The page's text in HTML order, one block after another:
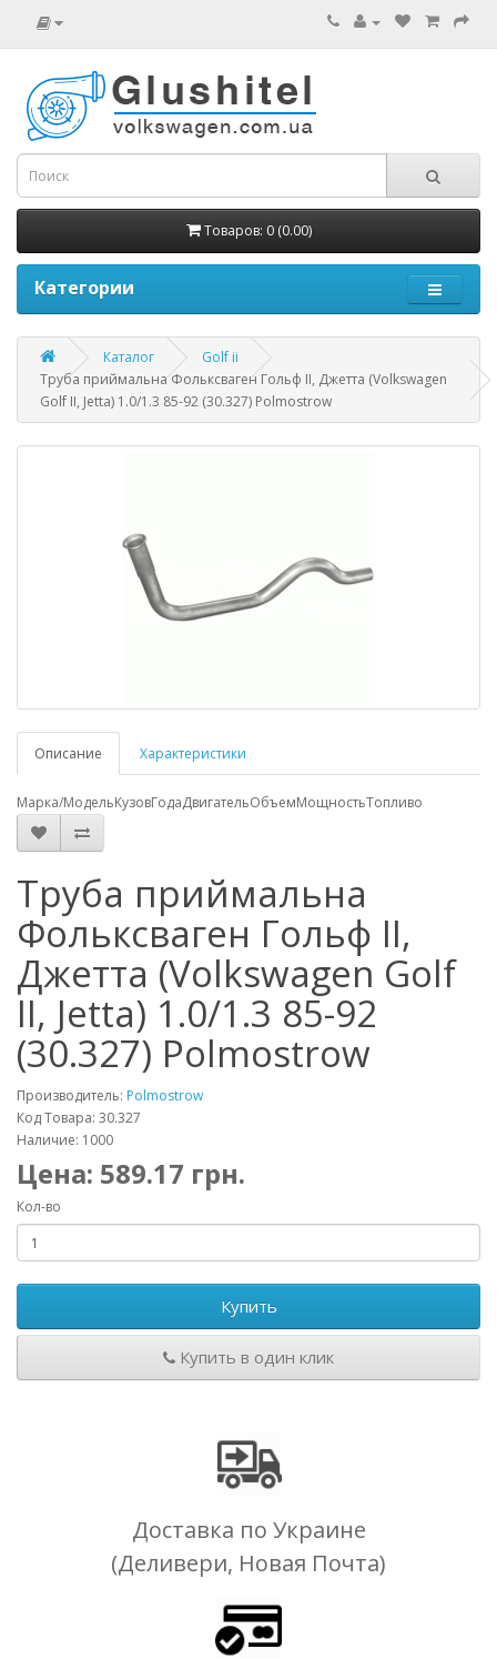
Товаров: 0 (0.00)
Категории
Каталог
Golf ii
Труба приймальна Фольксваген Гольф II, Джетта (Volkswagen
Golf II, Jetta) 1.0/1.3 85-92 (30.327) Polmostrow
Описание Характеристики
Марка/МодельКузовГодаДвигательОбъемМощностьТопливо
Труба приймальна
Фольксваген Гольф II,
Джетта (Volkswagen Golf
II, Jetta) 1.0/1.3 85-92
(30.327) Polmostrow
Производитель: Polmostrow
Код Товара: 30.327
Наличие: 1000
Цена: 589.17 грн.
Кол-во
Купить
Купить в один клик
Доставка по Украине
(Деливери, Новая Почта)